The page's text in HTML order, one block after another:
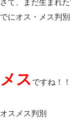
さて、まだ生まれ
でにオス・メス判
メス ですね！！
オスメス判別